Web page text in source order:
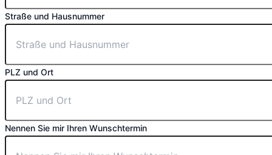
Straße und Hausnummer
PLZ und Ort
Nennen Sie mir Ihren Wunschtermin